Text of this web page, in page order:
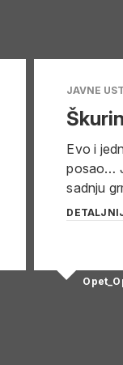
JAVNE
Evo i
posao…
sadnju